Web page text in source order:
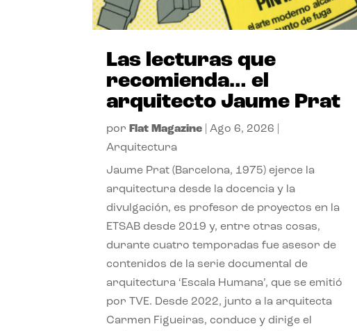
Las lecturas que
recomienda… el
arquitecto Jaume Prat
por Flat Magazine |Ago 6, 2026
Arquitectura
Jaume Prat (Barcelona, 1975) ejerce la
arquitectura desde la docencia y la
divulgación, es profesor de proyectos en la
ETSAB desde 2019 y, entre otras cosas,
durante cuatro temporadas fue asesor de
contenidos de la serie documental de
arquitectura ‘Escala Humana’, que se emitió
por TVE. Desde 2022, junto a la arquitecta
Carmen Figueiras, conduce y dirige el